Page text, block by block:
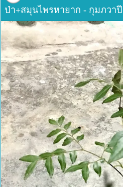
ป่า+สมุนไพรหายาก - กุมภวา